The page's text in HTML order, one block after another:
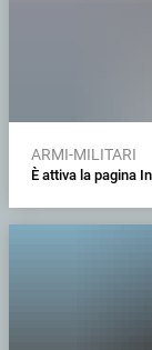
ARMI-MILITARI
È attiva la pagina